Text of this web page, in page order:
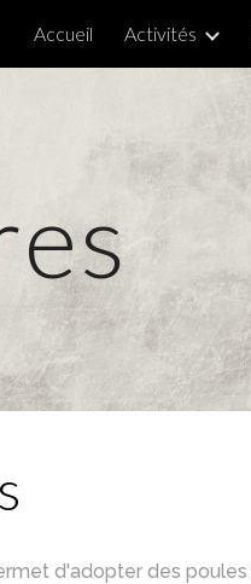
Accueil Activités
d'adopter des